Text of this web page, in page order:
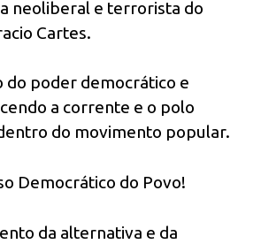
neoliberal e terrorista do
Cartes.
do poder democrático e
a corrente e o polo
do movimento popular.
Democrático do Povo!
da alternativa e da